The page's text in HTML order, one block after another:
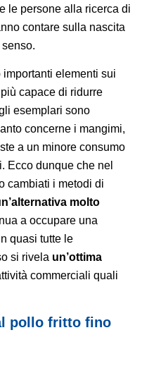
le persone alla ricerca di
contare sulla nascita
importanti elementi sui
capace di ridurre
esemplari sono
concerne i mangimi,
a un minore consumo
Ecco dunque che nel
cambiati i metodi di
molto
a occupare una
quasi tutte le
si rivela un’ottima
commerciali quali
pollo fritto fino